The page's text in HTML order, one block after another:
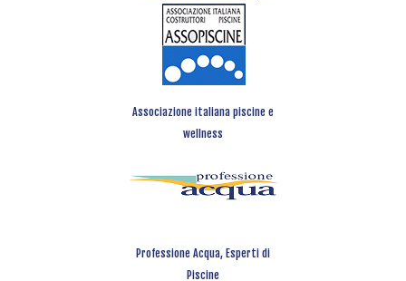
Associazione italiana piscine e
wellness
Professione Acqua, Esperti di
Piscine